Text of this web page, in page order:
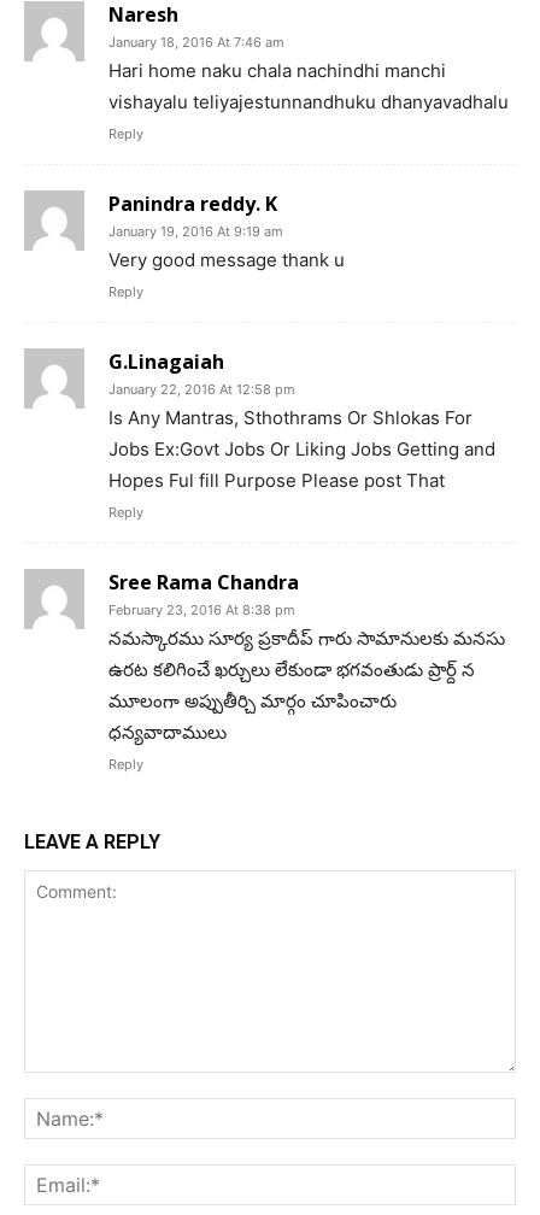
Naresh
January 18, 2016 At 7:46 am
Hari home naku chala nachindhi manchi
vishayalu teliyajestunnandhuku dhanyavadhalu
Reply
Panindra reddy. K
January 19, 2016 At 9:19 am
Very good message thank u
Reply
G.Linagaiah
January 22, 2016 At 12:58 pm
Is Any Mantras, Sthothrams Or Shlokas For
Jobs Ex:Govt Jobs Or Liking Jobs Getting and
Hopes Ful fill Purpose Please post That
Reply
Sree Rama Chandra
February 23, 2016 At 8:38 pm
నమస్కారము సూర్య ప్రకాదీప్ గారు సామానులకు మనసు
ఉరట కలిగించే ఖర్చులు లేకుండా భగవంతుడు ప్రార్ద్ న
మూలంగా అప్పుతీర్చి మార్గం చూపించారు
ధన్యవాదాములు
Reply
LEAVE A REPLY